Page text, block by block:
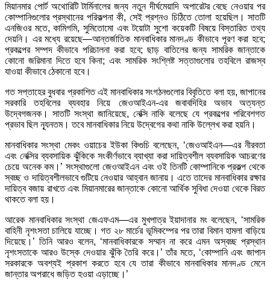
মিয়ানমার পোর্ট অথোরিটি টার্মিনালের জন্য নতুন দীর্ঘমেয়াদি অপারেটর বেছে নেওয়ার পর
কোম্পানিগুলোর প্রস্থানের পরিকল্পনা কী, সেই প্রশ্নও চিঠিতে তোলা হয়েছিল। সাতটি
এনজিওর মতে, কামিগমি, সুমিতোমো এবং টয়োটা সুশো কয়েকটি বিষয়ে বিস্তারিত তথ্য
দেয়নি। এর মধ্যে রয়েছে—আন্তর্জাতিক মানবাধিকার মানদণ্ড কীভাবে পূরণ করা হবে;
প্রকল্পের সম্পদ কীভাবে পরিচালনা করা হবে; ছাড় বাতিলের জন্য সামরিক জান্তাকে
কোনো জরিমানা দিতে হবে কিনা; এবং সামরিক সংশ্লিষ্ট সত্তাগুলোর তহবিলে রাজস্ব
যাওয়া কীভাবে ঠেকানো হবে।
গত সপ্তাহের বুধবার প্রকাশিত এই মানবাধিকার সংগঠনগুলোর বিবৃতিতে বলা হয়, জাপানের
সরকারি তহবিলের ব্যবহার নিয়ে জেওআইএন-এর জবাবদিহির অভাব অত্যন্ত
উদ্বেগজনক। সাতটি সংস্থা জানিয়েছে, নেক্সি নাকি বলেছে যে প্রকল্পের পরিবেশগত
প্রভাব ছিল ন্যূনতম। তবে মানবাধিকার নিয়ে উদ্বেগের কথা নাকি উল্লেখ করা হয়নি।
মানবাধিকার সংস্থা মেকং ওয়াচের ইউকা কিগুচি বলেছেন, ‘জেওআইএন—এর নীরবতা
এবং নেক্সির ব্যবসায়িক ঝুঁকিকে সংকীর্ণভাবে ব্যাখ্যা করা দায়িত্বশীল ব্যবসায়িক আচরণের
চেয়ে অনেক কম।’ সংস্থাগুলো জেওআইএন এবং ওই তিনটি কোম্পানিকে প্রকল্প থেকে
স্বচ্ছ ও দায়িত্বশীলভাবে গুটিয়ে নেওয়ার আহ্বান জানায়। এতে তাদের মানবাধিকার রক্ষার
দায়িত্ব বজায় রাখতে এবং মিয়ানমারের জান্তাকে কোনো আর্থিক সুবিধা দেওয়া থেকে বিরত
থাকতে বলা হয়।
আরেক মানবাধিকার সংস্থা জেএফএম—এর মুখপাত্র ইয়াদানার মং বলেছেন, ‘সামরিক
বাহিনী নৃশংসতা চালিয়ে যাচ্ছে। গত ২৮ মার্চের ভূমিকম্পের পর তারা বিমান হামলা বাড়িয়ে
দিয়েছে।’ তিনি আরও বলেন, ‘মানবাধিকারকে সম্মান না করে এমন অস্বচ্ছ প্রস্থান
নৃশংসতাকে আরও উস্কে দেওয়ার ঝুঁকি তৈরি করে।’ তাঁর মতে, ‘কোম্পানি এবং জাপান
সরকারকে অবশ্যই প্রকাশ করতে হবে যে তারা কীভাবে মানবাধিকার মানদণ্ড মেনে
জান্তার অপরাধে জড়িত হওয়া এড়াচ্ছে।’